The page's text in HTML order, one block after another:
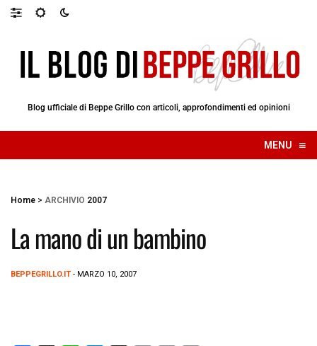
Blog ufficiale di Beppe Grillo con articoli, approfondimenti ed opinioni
MENU ≡
☰
Home > ARCHIVIO 2007
La mano di un bambino
BEPPEGRILLO.IT - MARZO 10, 2007